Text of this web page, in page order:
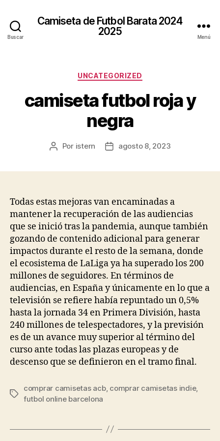
Buscar
Camiseta de Futbol Barata 2024
2025
Menú
Categorías
UNCATEGORIZED
camiseta futbol roja y
negra
Autor
Por istern
Fechaagosto 8, 2023
Todas estas mejoras van encaminadas a
mantener la recuperación de las audiencias
que se inició tras la pandemia, aunque también
gozando de contenido adicional para generar
impactos durante el resto de la semana, donde
el ecosistema de LaLiga ya ha superado los 200
millones de seguidores. En términos de
audiencias, en España y únicamente en lo que a
televisión se refiere había repuntado un 0,5%
hasta la jornada 34 en Primera División, hasta
240 millones de telespectadores, y la previsión
es de un avance muy superior al término del
curso ante todas las plazas europeas y de
descenso que se definieron en el tramo final.
Etiquetas
comprar camisetas acb, comprar camisetas indie,
futbol online barcelona